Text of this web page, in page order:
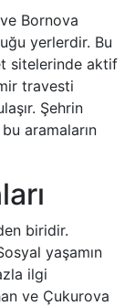
Bornova
yerlerdir. Bu
sitelerinde aktif
travesti
Şehrin
aramaların
biridir.
yaşamın
ilgi
ve Çukurova